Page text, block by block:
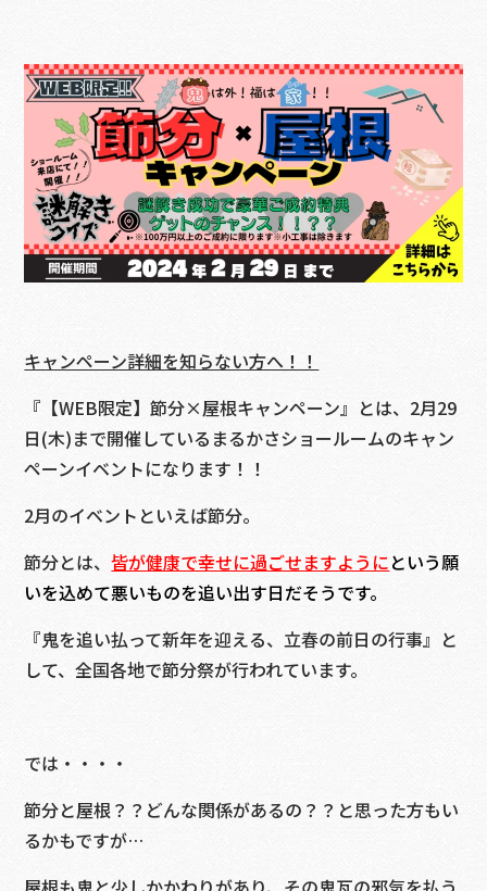
キャンペーン詳細を知らない方へ！！
『【WEB限定】節分×屋根キャンペーン』とは、2月29
日(木)まで開催しているまるかさショールームのキャン
ペーンイベントになります！！
2月のイベントといえば節分。
節分とは、皆が健康で幸せに過ごせますようにという願
いを込めて悪いものを追い出す日だそうです。
『鬼を追い払って新年を迎える、立春の前日の行事』と
して、全国各地で節分祭が行われています。
では・・・・
節分と屋根？？どんな関係があるの？？と思った方もい
るかもですが…